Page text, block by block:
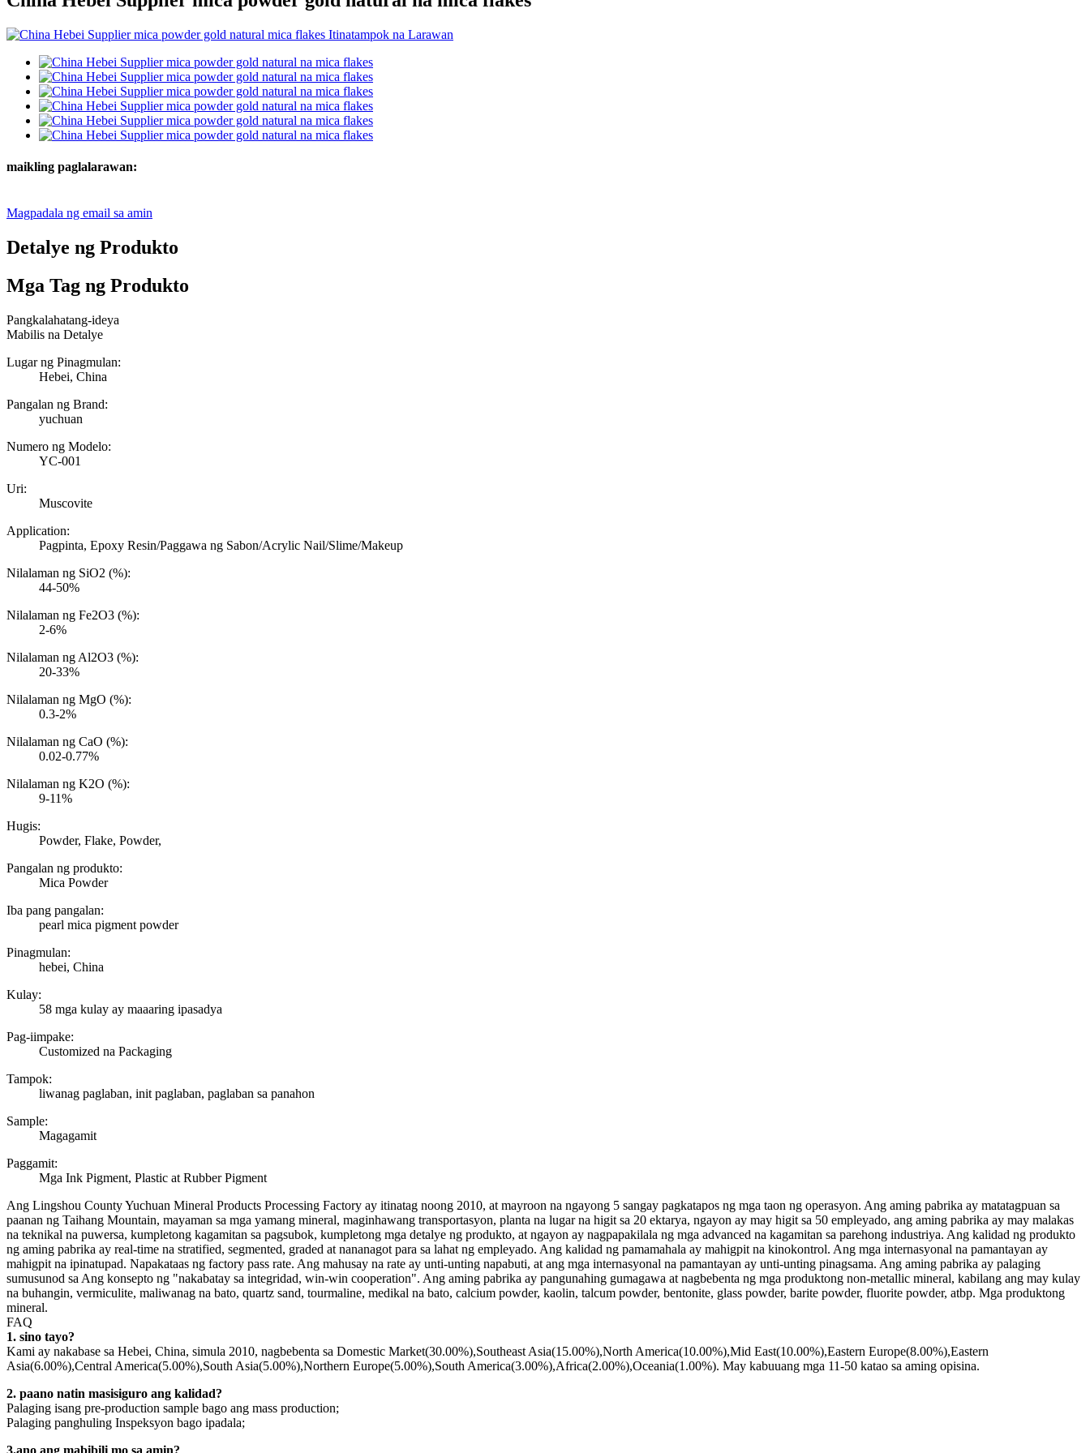
maikling paglalarawan:
Magpadala ng email sa amin
Detalye ng Produkto
Mga Tag ng Produkto
Pangkalahatang-ideya
Mabilis na Detalye
Lugar ng Pinagmulan:
Hebei, China
Pangalan ng Brand:
yuchuan
Numero ng Modelo:
YC-001
Uri:
Muscovite
Application:
Pagpinta, Epoxy Resin/Paggawa ng Sabon/Acrylic Nail/Slime/Makeup
Nilalaman ng SiO2 (%):
44-50%
Nilalaman ng Fe2O3 (%):
2-6%
Nilalaman ng Al2O3 (%):
20-33%
Nilalaman ng MgO (%):
0.3-2%
Nilalaman ng CaO (%):
0.02-0.77%
Nilalaman ng K2O (%):
9-11%
Hugis:
Powder, Flake, Powder,
Pangalan ng produkto:
Mica Powder
Iba pang pangalan:
pearl mica pigment powder
Pinagmulan:
hebei, China
Kulay:
58 mga kulay ay maaaring ipasadya
Pag-iimpake:
Customized na Packaging
Tampok:
liwanag paglaban, init paglaban, paglaban sa panahon
Sample:
Magagamit
Paggamit:
Mga Ink Pigment, Plastic at Rubber Pigment
Ang Lingshou County Yuchuan Mineral Products Processing Factory ay itinatag noong 2010, at mayroon na ngayong 5 sangay pagkatapos ng mga taon ng operasyon. Ang aming pabrika ay matatagpuan sa
paanan ng Taihang Mountain, mayaman sa mga yamang mineral, maginhawang transportasyon, planta na lugar na higit sa 20 ektarya, ngayon ay may higit sa 50 empleyado, ang aming pabrika ay may malakas
na teknikal na puwersa, kumpletong kagamitan sa pagsubok, kumpletong mga detalye ng produkto, at ngayon ay nagpapakilala ng mga advanced na kagamitan sa parehong industriya. Ang kalidad ng produkto
ng aming pabrika ay real-time na stratified, segmented, graded at nananagot para sa lahat ng empleyado. Ang kalidad ng pamamahala ay mahigpit na kinokontrol. Ang mga internasyonal na pamantayan ay
mahigpit na ipinatupad. Napakataas ng factory pass rate. Ang mahusay na rate ay unti-unting napabuti, at ang mga internasyonal na pamantayan ay unti-unting pinagsama. Ang aming pabrika ay palaging
sumusunod sa Ang konsepto ng "nakabatay sa integridad, win-win cooperation". Ang aming pabrika ay pangunahing gumagawa at nagbebenta ng mga produktong non-metallic mineral, kabilang ang may kulay
na buhangin, vermiculite, maliwanag na bato, quartz sand, tourmaline, medikal na bato, calcium powder, kaolin, talcum powder, bentonite, glass powder, barite powder, fluorite powder, atbp. Mga produktong
mineral.
FAQ
1. sino tayo?
Kami ay nakabase sa Hebei, China, simula 2010, nagbebenta sa Domestic Market(30.00%),Southeast Asia(15.00%),North America(10.00%),Mid East(10.00%),Eastern Europe(8.00%),Eastern
Asia(6.00%),Central America(5.00%),South Asia(5.00%),Northern Europe(5.00%),South America(3.00%),Africa(2.00%),Oceania(1.00%). May kabuuang mga 11-50 katao sa aming opisina.
2. paano natin masisiguro ang kalidad?
Palaging isang pre-production sample bago ang mass production;
Palaging panghuling Inspeksyon bago ipadala;
3.ano ang mabibili mo sa amin?